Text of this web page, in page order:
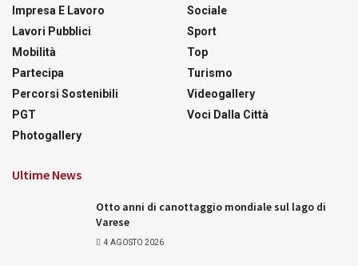
Impresa E Lavoro
Lavori Pubblici
Mobilità
Partecipa
Percorsi Sostenibili
PGT
Photogallery
Sociale
Sport
Top
Turismo
Videogallery
Voci Dalla Città
Ultime News
Otto anni di canottaggio mondiale sul lago di
Varese
4 AGOSTO 2026